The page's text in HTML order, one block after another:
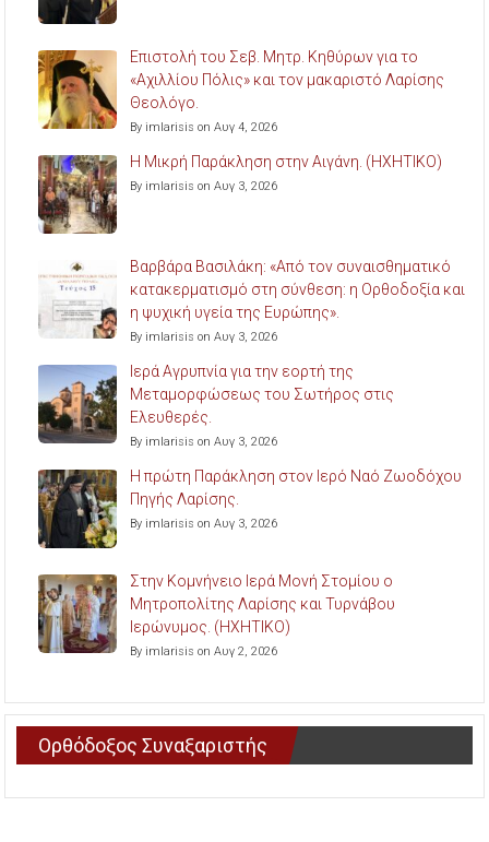
Επιστολή του Σεβ. Μητρ. Κηθύρων για το
«Αχιλλίου Πόλις» και τον μακαριστό Λαρίσης
Θεολόγο.
By imlarisis on Αυγ 4, 2026
Η Μικρή Παράκληση στην Αιγάνη. (ΗΧΗΤΙΚΟ)
By imlarisis on Αυγ 3, 2026
Βαρβάρα Βασιλάκη: «Από τον συναισθηματικό
κατακερματισμό στη σύνθεση: η Ορθοδοξία και
η ψυχική υγεία της Ευρώπης».
By imlarisis on Αυγ 3, 2026
Ιερά Αγρυπνία για την εορτή της
Μεταμορφώσεως του Σωτήρος στις
Ελευθερές.
By imlarisis on Αυγ 3, 2026
Η πρώτη Παράκληση στον Ιερό Ναό Ζωοδόχου
Πηγής Λαρίσης.
By imlarisis on Αυγ 3, 2026
Στην Κομνήνειο Ιερά Μονή Στομίου ο
Μητροπολίτης Λαρίσης και Τυρνάβου
Ιερώνυμος. (ΗΧΗΤΙΚΟ)
By imlarisis on Αυγ 2, 2026
Ορθόδοξος Συναξαριστής